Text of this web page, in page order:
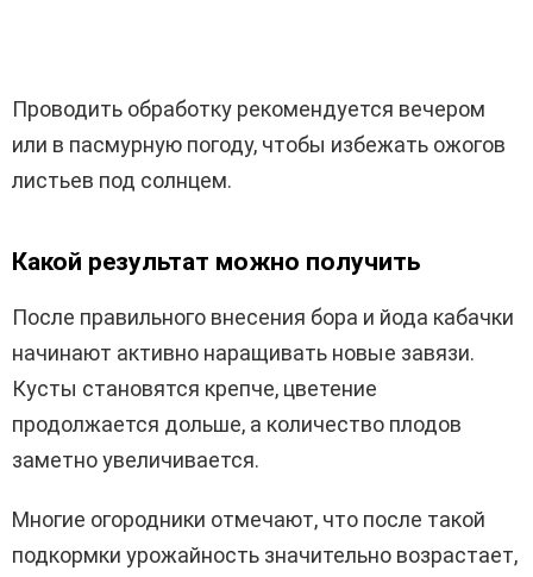
Проводить обработку рекомендуется вечером
или в пасмурную погоду, чтобы избежать ожогов
листьев под солнцем.
Какой результат можно получить
После правильного внесения бора и йода кабачки
начинают активно наращивать новые завязи.
Кусты становятся крепче, цветение
продолжается дольше, а количество плодов
заметно увеличивается.
Многие огородники отмечают, что после такой
подкормки урожайность значительно возрастает,